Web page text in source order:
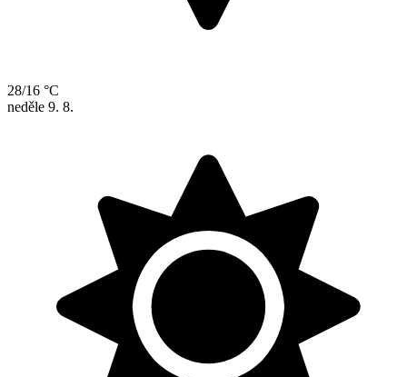
28/16 °C
neděle 9. 8.